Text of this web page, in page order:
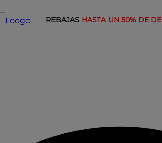
REBAJAS HASTA UN 50% DE